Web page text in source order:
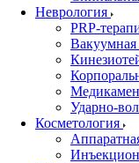
Неврология
PRP-
Вакуумная
Ударно-
Косметология